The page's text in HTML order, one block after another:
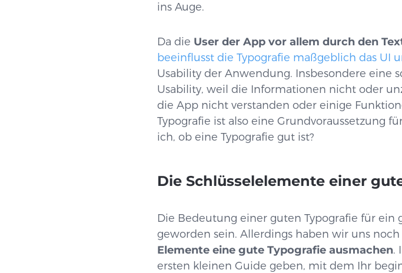
ins Auge.
Da die User der App vor allem durch den
beeinflusst die Typografie maßgeblich das UI
Usability der Anwendung. Insbesondere eine
Usability, weil die Informationen nicht oder
die App nicht verstanden oder einige
Typografie ist also eine Grundvoraussetzung
ich, ob eine Typografie gut ist?
Die Schlüsselelemente einer
Die Bedeutung einer guten Typografie für ein
geworden sein. Allerdings haben wir uns
Elemente eine gute Typografie ausmachen.
ersten kleinen Guide geben, mit dem Ihr